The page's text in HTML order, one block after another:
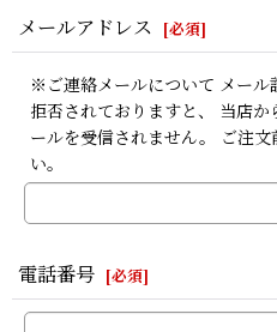
メールアドレス [必須]
※ご連絡メールについて メール
拒否されておりますと、 当店
ールを受信されません。 ご注
い。
電話番号 [必須]